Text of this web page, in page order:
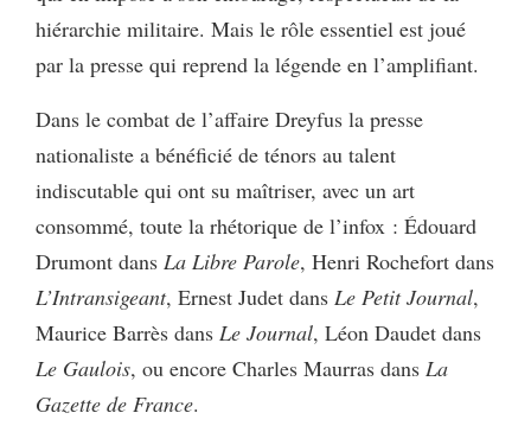
hiérarchie militaire. Mais le rôle essentiel est joué
par la presse qui reprend la légende en l’amplifiant.
Dans le combat de l’affaire Dreyfus la presse
nationaliste a bénéficié de ténors au talent
indiscutable qui ont su maîtriser, avec un art
consommé, toute la rhétorique de l’infox : Édouard
Drumont dans La Libre Parole, Henri Rochefort dans
L’Intransigeant, Ernest Judet dans Le Petit Journal,
Maurice Barrès dans Le Journal, Léon Daudet dans
Le Gaulois, ou encore Charles Maurras dans La
Gazette de France.